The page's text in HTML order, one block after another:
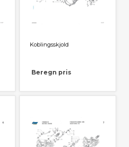
Koblingsskjold
Beregn pris